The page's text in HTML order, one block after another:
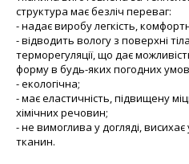
структура має безліч переваг:
- надає виробу легкість,
- відводить вологу з поверхні
терморегуляції, що дає
форму в будь-яких погодних
- екологічна;
- має еластичність, підвищену
хімічних речовин;
- не вимоглива у догляді,
тканин.